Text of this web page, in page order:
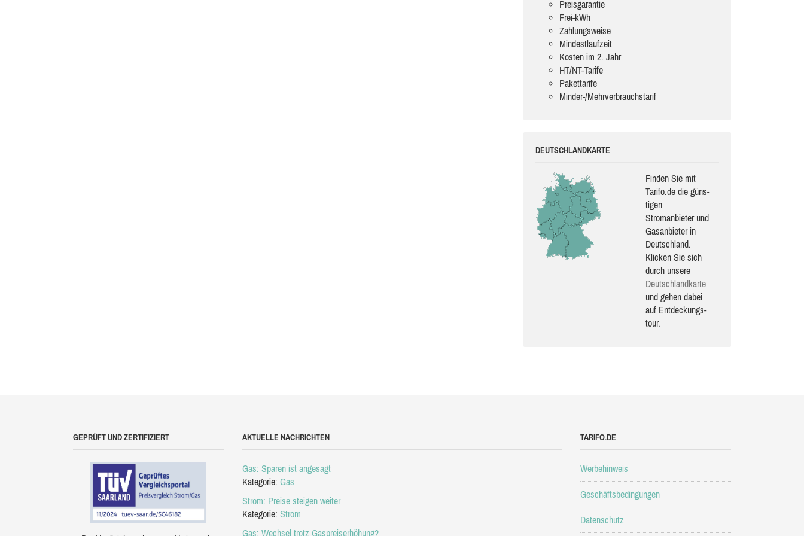
Preisgarantie
Frei-kWh
Zahlungsweise
Mindestlaufzeit
Kosten im 2. Jahr
HT/NT-Tarife
Pakettarife
Minder-/Mehrverbrauchstarif
DEUTSCHLANDKARTE
Finden Sie mit
Tarifo.de die güns­
ti­gen
Stromanbieter und
Gasanbieter in
Deutschland.
Klicken Sie sich
durch unsere
Deutsch­land­karte
und gehen dabei
auf Ent­de­ckungs­
tour.
GEPRÜFT UND ZERTIFIZIERT AKTUELLE NACHRICHTEN
Gas: Sparen ist angesagt
Kategorie: Gas
Strom: Preise steigen weiter
Kategorie: Strom
Gas: Wechsel trotz Gaspreiserhöhung?
TARIFO.DE
Werbehinweis
Geschäftsbedingungen
Datenschutz